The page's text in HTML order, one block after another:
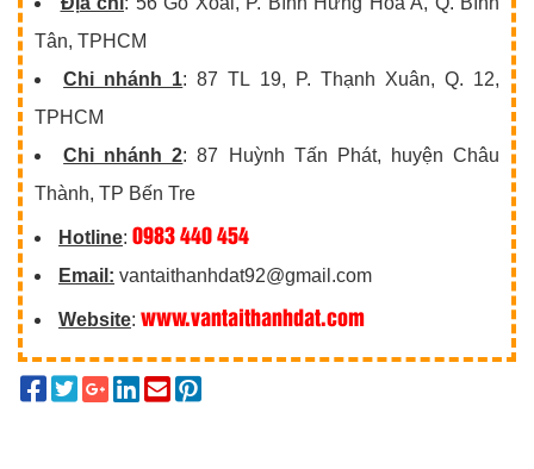
Tân, TPHCM
Chi nhánh 1: 87 TL 19, P. Thạnh Xuân, Q. 12,
TPHCM
Chi nhánh 2: 87 Huỳnh Tấn Phát, huyện Châu
Thành, TP Bến Tre
Hotline: 0983 440 454
Email: vantaithanhdat92@gmail.com
Website: www.vantaithanhdat.com